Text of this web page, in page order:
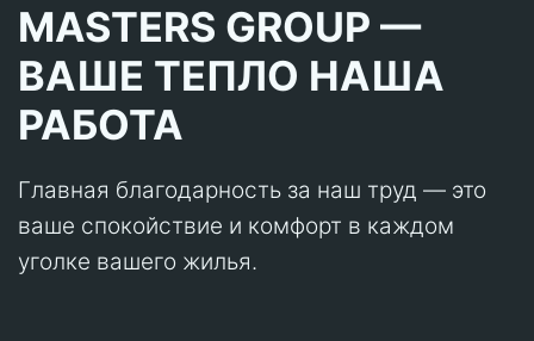
MASTERS GROUP —
ВАШЕ ТЕПЛО НАША
РАБОТА
Главная благодарность за наш труд — это
ваше спокойствие и комфорт в каждом
уголке вашего жилья.